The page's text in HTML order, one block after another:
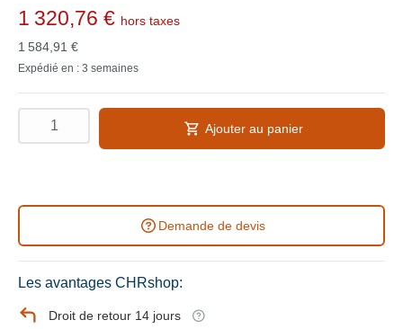
1 320,76 € hors taxes
1 584,91 €
Expédié en : 3 semaines
Ajouter au panier
Demande de devis
Les avantages CHRshop:
Droit de retour 14 jours